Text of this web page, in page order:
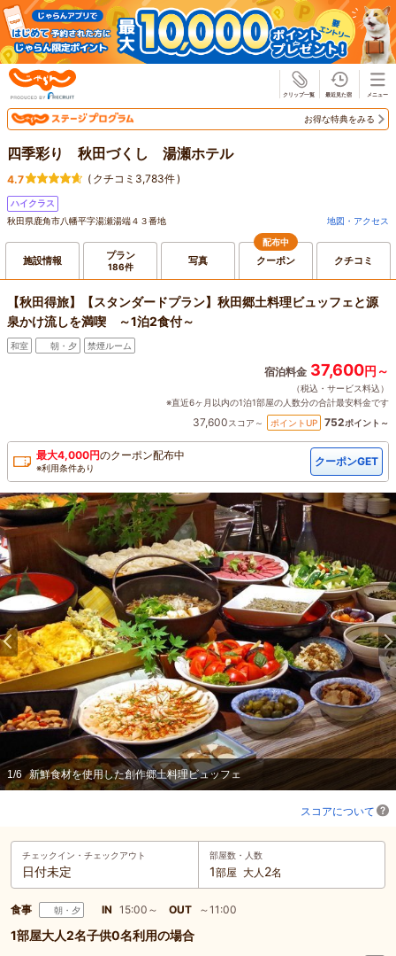
お得な特典をみる
四季彩り 秋田づくし 湯瀬ホテル
4.7 ( クチコミ3,783件)
ハイクラス
秋田県鹿角市八幡平字湯瀬湯端４３番地
地図・アクセス
施設情報 プラン
186件 写真
配布中
クーポン クチコミ
【秋田得旅】【スタンダードプラン】秋田郷土料理ビュッフェと源
泉かけ流しを満喫 ～1泊2食付～
和室 朝・夕 禁煙ルーム
宿泊料金 37,600円～
（税込・サービス料込）
※直近6ヶ月以内の1泊1部屋の人数分の合計最安料金です
37,600スコア～ ポイントUP 752ポイント～
最大4,000円のクーポン配布中
※利用条件あり クーポンGET
1/6 新鮮食材を使用した創作郷土料理ビュッフェ
スコアについて
チェックイン・ チェックアウト
日付未定
部屋数・人数
1部屋 大人 2名
食事 朝・夕 IN 15:00～ OUT ～11:00
1部屋大人2名子供0名利用の場合